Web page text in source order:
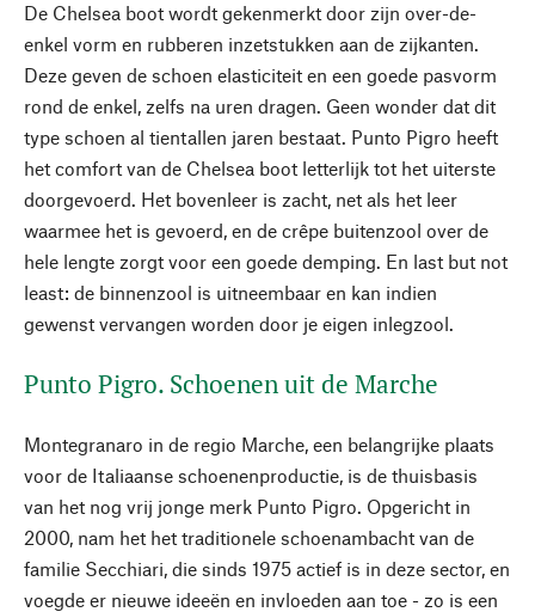
De Chelsea boot wordt gekenmerkt door zijn over-de-
enkel vorm en rubberen inzetstukken aan de zijkanten.
Deze geven de schoen elasticiteit en een goede pasvorm
rond de enkel, zelfs na uren dragen. Geen wonder dat dit
type schoen al tientallen jaren bestaat. Punto Pigro heeft
het comfort van de Chelsea boot letterlijk tot het uiterste
doorgevoerd. Het bovenleer is zacht, net als het leer
waarmee het is gevoerd, en de crêpe buitenzool over de
hele lengte zorgt voor een goede demping. En last but not
least: de binnenzool is uitneembaar en kan indien
gewenst vervangen worden door je eigen inlegzool.
Punto Pigro. Schoenen uit de Marche
Montegranaro in de regio Marche, een belangrijke plaats
voor de Italiaanse schoenenproductie, is de thuisbasis
van het nog vrij jonge merk Punto Pigro. Opgericht in
2000, nam het het traditionele schoenambacht van de
familie Secchiari, die sinds 1975 actief is in deze sector, en
voegde er nieuwe ideeën en invloeden aan toe - zo is een